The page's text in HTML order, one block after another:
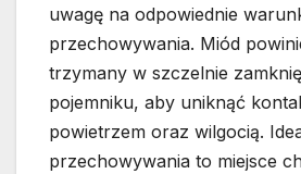
uwagę na odpowiednie
przechowywania. Miód
trzymany w szczelnie
pojemniku, aby uniknąć
powietrzem oraz wilgocią.
przechowywania to miejsce